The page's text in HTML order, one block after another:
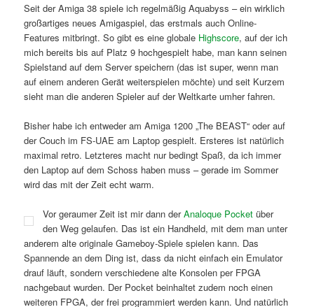
Seit der Amiga 38 spiele ich regelmäßig Aquabyss – ein wirklich
großartiges neues Amigaspiel, das erstmals auch Online-
Features mitbringt. So gibt es eine globale Highscore, auf der ich
mich bereits bis auf Platz 9 hochgespielt habe, man kann seinen
Spielstand auf dem Server speichern (das ist super, wenn man
auf einem anderen Gerät weiterspielen möchte) und seit Kurzem
sieht man die anderen Spieler auf der Weltkarte umher fahren.
Bisher habe ich entweder am Amiga 1200 „The BEAST“ oder auf
der Couch im FS-UAE am Laptop gespielt. Ersteres ist natürlich
maximal retro. Letzteres macht nur bedingt Spaß, da ich immer
den Laptop auf dem Schoss haben muss – gerade im Sommer
wird das mit der Zeit echt warm.
Vor geraumer Zeit ist mir dann derAnaloque Pocket über
den Weg gelaufen. Das ist ein Handheld, mit dem man unter
anderem alte originale Gameboy-Spiele spielen kann. Das
Spannende an dem Ding ist, dass da nicht einfach ein Emulator
drauf läuft, sondern verschiedene alte Konsolen per FPGA
nachgebaut wurden. Der Pocket beinhaltet zudem noch einen
weiteren FPGA, der frei programmiert werden kann. Und natürlich